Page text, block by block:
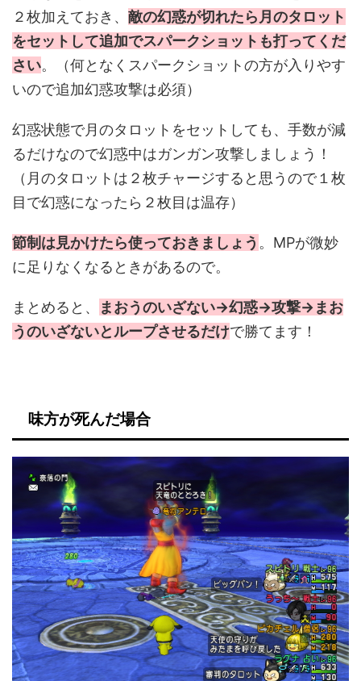
２枚加えておき、 敵の幻惑が切れたら月のタロット
をセットして追加でスパークショットも打ってくだ
さい。（何となくスパークショットの方が入りやす
いので追加幻惑攻撃は必須）
幻惑状態で月のタロットをセットしても、手数が減
るだけなので幻惑中はガンガン攻撃しましょう！
（月のタロットは２枚チャージすると思うので１枚
目で幻惑になったら２枚目は温存）
節制は見かけたら使っておきましょう 。MPが微妙
に足りなくなるときがあるので。
まとめると、
まおうのいざない→幻惑→攻撃→まお
うのいざないとループさせるだけで勝てます！
味方が死んだ場合